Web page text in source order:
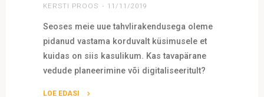
KERSTI PROOS 11/11/2019
Seoses meie uue tahvlirakendusega oleme
pidanud vastama korduvalt küsimusele et
kuidas on siis kasulikum. Kas tavapärane
vedude planeerimine või digitaliseeritult?
LOE EDASI